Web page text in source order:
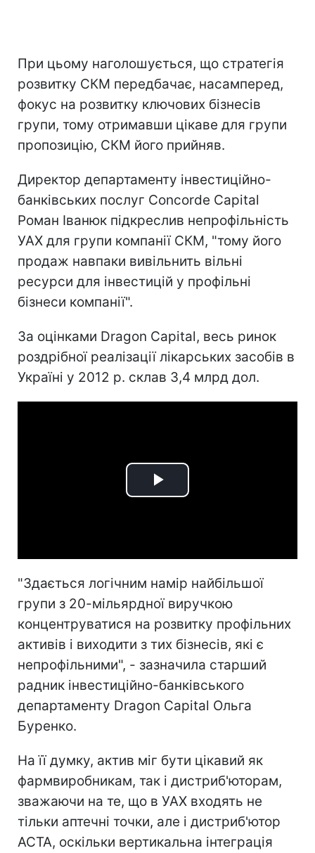
При цьому наголошується, що стратегія
розвитку СКМ передбачає, насамперед,
фокус на розвитку ключових бізнесів
групи, тому отримавши цікаве для групи
пропозицію, СКМ його прийняв.
Директор департаменту інвестиційно-
банківських послуг Concorde Capital
Роман Іванюк підкреслив непрофільність
УАХ для групи компанії СКМ, "тому його
продаж навпаки вивільнить вільні
ресурси для інвестицій у профільні
бізнеси компанії".
За оцінками Dragon Capital, весь ринок
роздрібної реалізації лікарських засобів в
Україні у 2012 р. склав 3,4 млрд дол.
Play
"Здається логічним намір найбільшої
групи з 20-мільярдної виручкою
концентруватися на розвитку профільних
активів і виходити з тих бізнесів, які є
непрофільними", - зазначила старший
радник інвестиційно-банківського
департаменту Dragon Capital Ольга
Буренко.
На її думку, актив міг бути цікавий як
фармвиробникам, так і дистриб'юторам,
зважаючи на те, що в УАХ входять не
тільки аптечні точки, але і дистриб'ютор
АСТА, оскільки вертикальна інтеграція